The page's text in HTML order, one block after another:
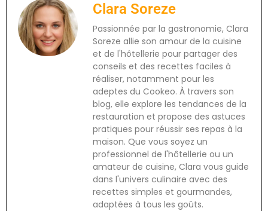
Clara Soreze
Passionnée par la gastronomie, Clara
Soreze allie son amour de la cuisine
et de l'hôtellerie pour partager des
conseils et des recettes faciles à
réaliser, notamment pour les
adeptes du Cookeo. À travers son
blog, elle explore les tendances de la
restauration et propose des astuces
pratiques pour réussir ses repas à la
maison. Que vous soyez un
professionnel de l'hôtellerie ou un
amateur de cuisine, Clara vous guide
dans l'univers culinaire avec des
recettes simples et gourmandes,
adaptées à tous les goûts.